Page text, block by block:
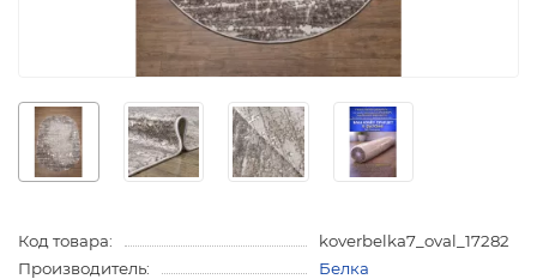
Код товара:
koverbelka7_oval_17282
Производитель:
Белка